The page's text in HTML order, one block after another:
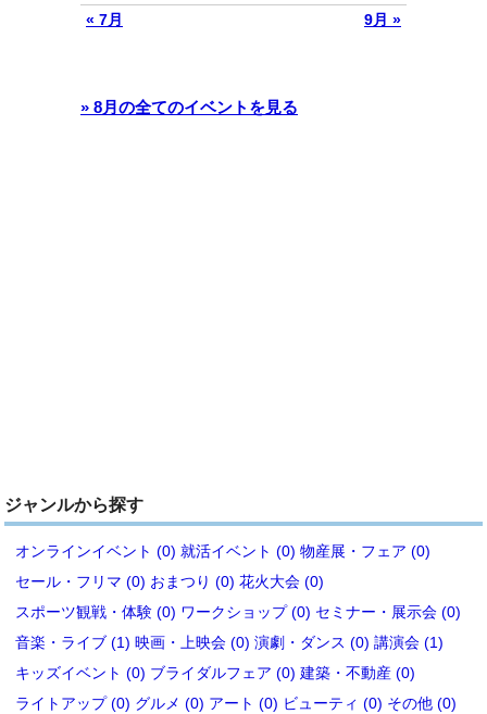
« 7月 9月 »
» 8月の全てのイベントを見る
ジャンルから探す
オンラインイベント (0) 就活イベント (0) 物産展・フェア (0)
セール・フリマ (0) おまつり (0) 花火大会 (0)
スポーツ観戦・体験 (0) ワークショップ (0) セミナー・展示会 (0)
音楽・ライブ (1) 映画・上映会 (0) 演劇・ダンス (0) 講演会 (1)
キッズイベント (0) ブライダルフェア (0) 建築・不動産 (0)
ライトアップ (0) グルメ (0) アート (0) ビューティ (0) その他 (0)